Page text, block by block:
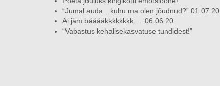
“Jumal auda…kuhu ma olen jõudnud?” 01.07.20
Ai jäm bääääkkkkkkkk…. 06.06.20
“Vabastus kehalisekasvatuse tundidest!”